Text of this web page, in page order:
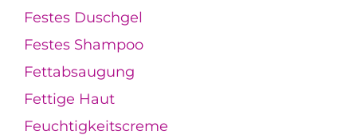
Festes Duschgel
Festes Shampoo
Fettabsaugung
Fettige Haut
Feuchtigkeitscreme